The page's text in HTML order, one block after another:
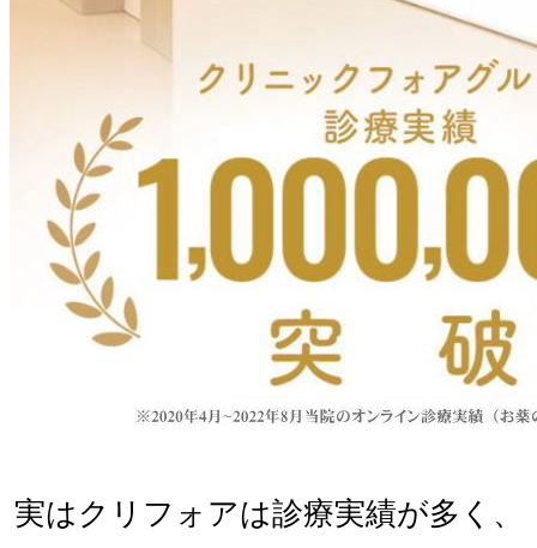
実はクリフォアは診療実績が多く、